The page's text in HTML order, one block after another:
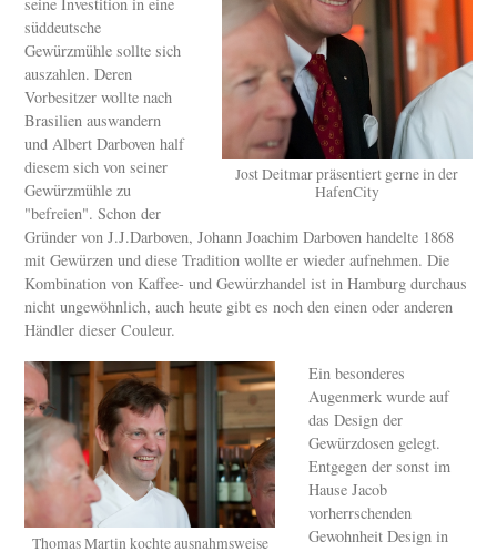
Jost Deitmar präsentiert gerne in der
HafenCity
seine Investition in eine
süddeutsche
Gewürzmühle sollte sich
auszahlen. Deren
Vorbesitzer wollte nach
Brasilien auswandern
und Albert Darboven half
diesem sich von seiner
Gewürzmühle zu
"befreien". Schon der
Gründer von J.J.Darboven, Johann Joachim Darboven handelte 1868
mit Gewürzen und diese Tradition wollte er wieder aufnehmen. Die
Kombination von Kaffee- und Gewürzhandel ist in Hamburg durchaus
nicht ungewöhnlich, auch heute gibt es noch den einen oder anderen
Händler dieser Couleur.
Thomas Martin kochte ausnahmsweise
Ein besonderes
Augenmerk wurde auf
das Design der
Gewürzdosen gelegt.
Entgegen der sonst im
Hause Jacob
vorherrschenden
Gewohnheit Design in